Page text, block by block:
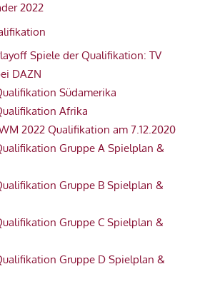
2022
Spiele der Qualifikation: TV
DAZN
Südamerika
Afrika
2022 Qualifikation am 7.12.2020
Gruppe A Spielplan &
Gruppe B Spielplan &
Gruppe C Spielplan &
Gruppe D Spielplan &